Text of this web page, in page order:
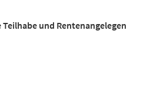
und Rentenangelegen